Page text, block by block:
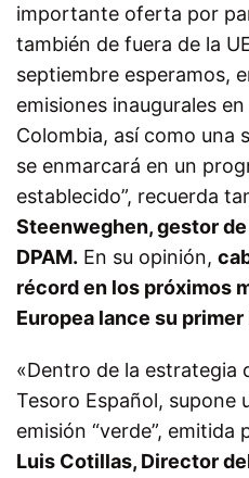
importante oferta por
también de fuera de la
septiembre esperamos,
emisiones inaugurales
Colombia, así como una
se enmarcará en un
establecido”, recuerda
Steenweghen, gestor
DPAM. En su opinión,
récord en los próximos
Europea lance su
«Dentro de la estrategia
Tesoro Español, supone
emisión “verde”, emitida
Luis Cotillas, Director